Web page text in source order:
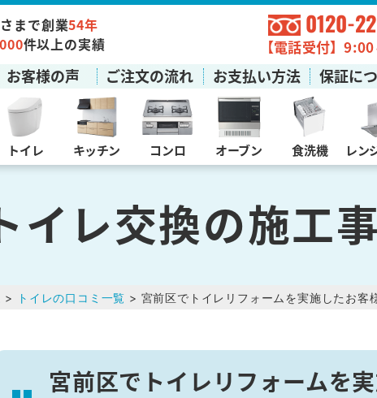
まで創業54年
件以上の実績
0120-
【電話受付】
お客様の声 ご注文の流れ お支払い方法 保証に
トイレ キッチン コンロ オーブン 食洗機 レン
イレ交換の施工
> トイレの口コミ一覧 > 宮前区でトイレリフォームを実施したお客
宮前区でトイレリフォームを